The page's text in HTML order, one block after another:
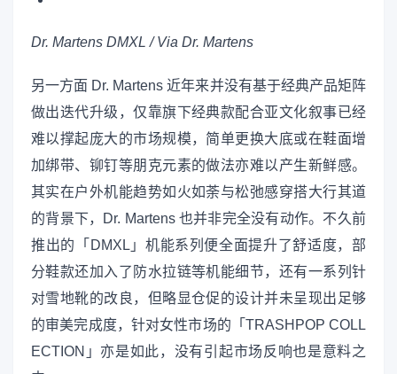
Dr. Martens DMXL / Via Dr. Martens
另一方面 Dr. Martens 近年来并没有基于经典产品矩阵
做出迭代升级，仅靠旗下经典款配合亚文化叙事已经
难以撑起庞大的市场规模，简单更换大底或在鞋面增
加绑带、铆钉等朋克元素的做法亦难以产生新鲜感。
其实在户外机能趋势如火如荼与松弛感穿搭大行其道
的背景下，Dr. Martens 也并非完全没有动作。不久前
推出的「DMXL」机能系列便全面提升了舒适度，部
分鞋款还加入了防水拉链等机能细节，还有一系列针
对雪地靴的改良，但略显仓促的设计并未呈现出足够
的审美完成度，针对女性市场的「TRASHPOP COLL
ECTION」亦是如此，没有引起市场反响也是意料之